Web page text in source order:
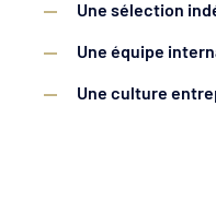
Une sélection
Une équipe
Une culture